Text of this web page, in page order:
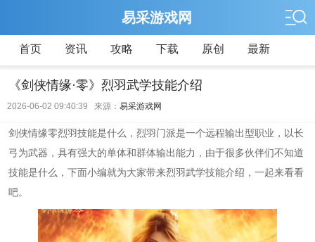
易采游戏网
首页 资讯 攻略 下载 原创 最新
《剑侠情缘·零》烈羽武学技能介绍
2026-06-02 09:40:39 来源： 易采游戏网
剑侠情缘零烈羽技能是什么，烈羽门派是一个远程输出型职业，以长
弓为武器，具有强大的单体和群体输出能力，由于很多伙伴们不知道
技能是什么，下面小编就为大家带来烈羽武学技能介绍，一起来看看
吧。